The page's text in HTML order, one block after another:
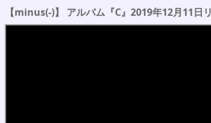
【minus(-)】 アルバム『C』2019年12月11日